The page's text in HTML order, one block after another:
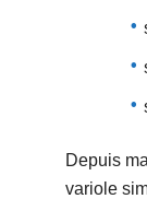
Depuis
variole